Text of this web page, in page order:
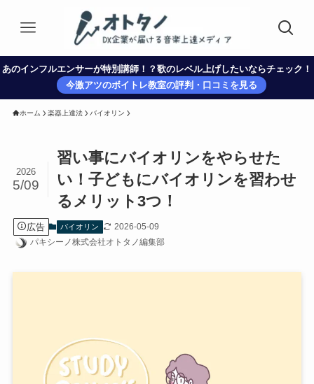
あのインフルエンサーが特別講師！？歌のレベル上げしたいならチェック！
今激アツのボイトレ教室の評判・口コミを見る
ホーム 楽器上達法 バイオリン
習い事にバイオリンをやらせた
い！子どもにバイオリンを習わせ
るメリット3つ！
2026
5/09
広告 バイオリン
2026-05-09
パキシーノ株式会社オトタノ編集部